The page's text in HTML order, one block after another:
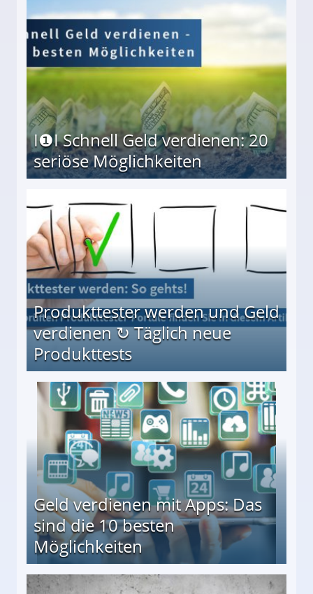
I❶I Schnell Geld verdienen: 20
seriöse Möglichkeiten
Produkttester werden und Geld
verdienen ↻ Täglich neue
Produkttests
↻ Täglich neue Produkttests
Geld verdienen mit Apps: Das
sind die 10 besten
Möglichkeiten
besten Möglichkeiten